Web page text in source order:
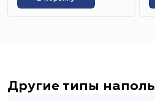
Другие типы